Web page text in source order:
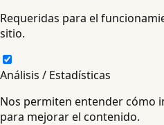
Requeridas para el
sitio.
Análisis / Estadísticas
Nos permiten entender cómo
para mejorar el contenido.